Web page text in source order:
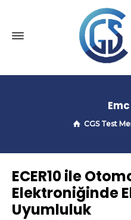
CGS Test
ECER10 ile
Elektroniğinde
Uyumluluk